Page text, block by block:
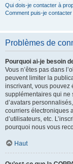
Qui dois-je contacter à
Comment puis-je
Problèmes de
Pourquoi ai-je besoin
Vous n’êtes pas dans
peuvent limiter la
inscrivant, vous pouvez
supplémentaires qui ne
d’avatars
courriers électroniques
d’utilisateurs, etc.
pourquoi nous vous
Haut